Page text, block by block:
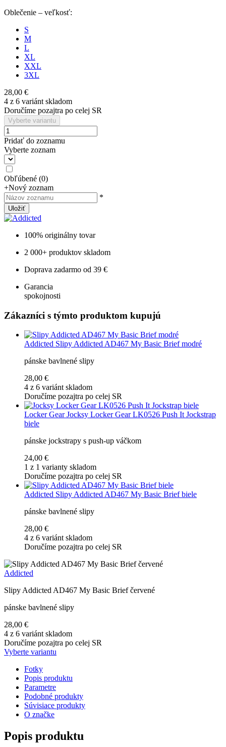
Oblečenie – veľkosť:
S
M
L
XL
XXL
3XL
28,00 €
4 z 6 variánt skladom
Doručíme pozajtra po celej SR
Vyberte variantu
Pridať do zoznamu
Vyberte zoznam
Obľúbené (0)
+Nový zoznam
*
Uložiť
100% originálny tovar
2 000+ produktov skladom
Doprava zadarmo od 39 €
Garancia
spokojnosti
Zákazníci s týmto produktom kupujú
Addicted Slipy Addicted AD467 My Basic Brief modré
pánske bavlnené slipy
28,00 €
4 z 6 variánt skladom
Doručíme pozajtra po celej SR
Locker Gear Jocksy Locker Gear LK0526 Push It Jockstrap
biele
pánske jockstrapy s push-up váčkom
24,00 €
1 z 1 varianty skladom
Doručíme pozajtra po celej SR
Addicted Slipy Addicted AD467 My Basic Brief biele
pánske bavlnené slipy
28,00 €
4 z 6 variánt skladom
Doručíme pozajtra po celej SR
Addicted
Slipy Addicted AD467 My Basic Brief červené
pánske bavlnené slipy
28,00 €
4 z 6 variánt skladom
Doručíme pozajtra po celej SR
Vyberte variantu
Fotky
Popis produktu
Parametre
Podobné produkty
Súvisiace produkty
O značke
Popis produktu